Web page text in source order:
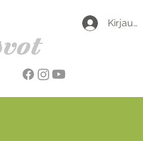
Kirjaudu